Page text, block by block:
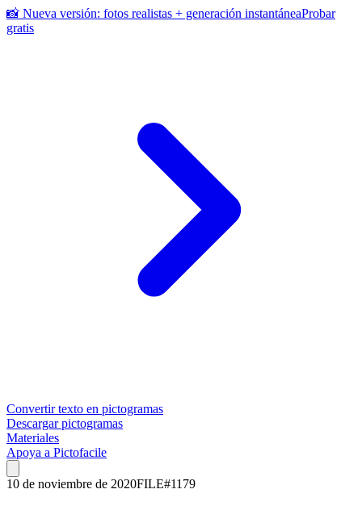
📸 Nueva versión: fotos realistas + generación instantáneaProbar
gratis
Convertir texto en pictogramas
Descargar pictogramas
Materiales
Apoya a Pictofacile
10 de noviembre de 2020FILE#1179